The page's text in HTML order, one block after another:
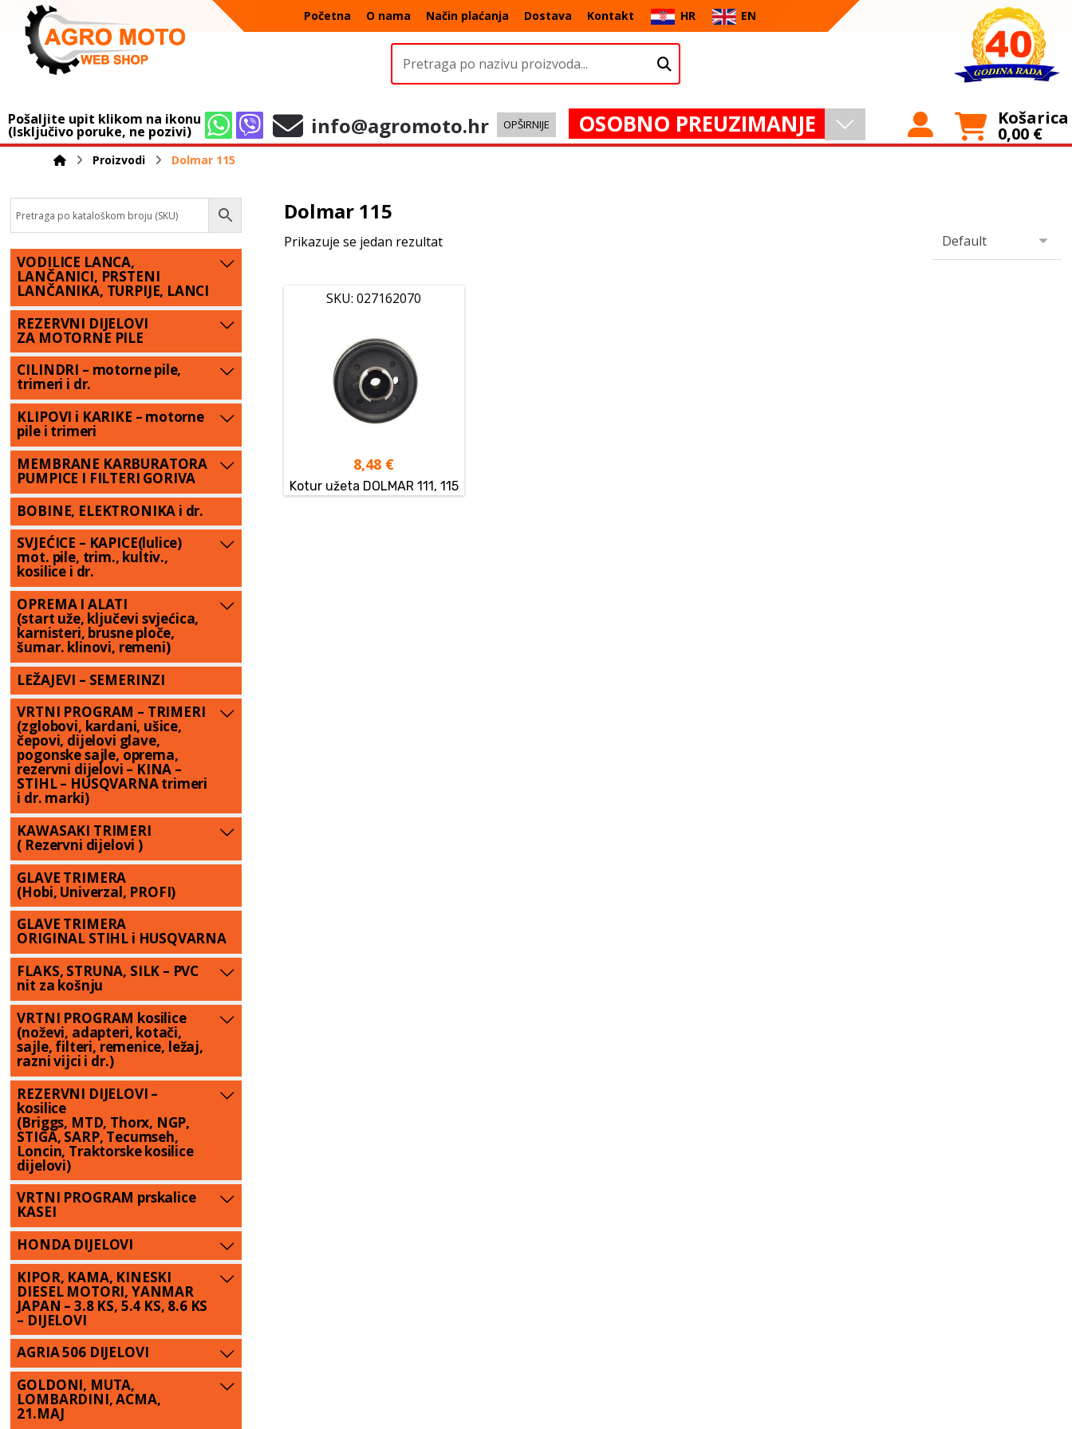
Početna O nama Način plaćanja Dostava Kontakt HR EN
Pošaljite upit klikom na ikonu
(Isključivo poruke, ne pozivi) info@agromoto.hr OPŠIRNIJE OSOBNO PREUZIMANJE Košarica
0,00 €
Proizvodi Dolmar 115
Dolmar 115
Prikazuje se jedan rezultat
SKU: 027162070
8,48 €
Kotur užeta DOLMAR 111, 115
VODILICE LANCA,
LANČANICI, PRSTENI
LANČANIKA, TURPIJE, LANCI
REZERVNI DIJELOVI
ZA MOTORNE PILE
CILINDRI – motorne pile,
trimeri i dr.
KLIPOVI i KARIKE – motorne
pile i trimeri
MEMBRANE KARBURATORA
PUMPICE I FILTERI GORIVA
BOBINE, ELEKTRONIKA i dr.
SVJEĆICE – KAPICE(lulice)
mot. pile, trim., kultiv.,
kosilice i dr.
OPREMA I ALATI
(start uže, ključevi svjećica,
karnisteri, brusne ploče,
šumar. klinovi, remeni)
LEŽAJEVI – SEMERINZI
VRTNI PROGRAM – TRIMERI
(zglobovi, kardani, ušice,
čepovi, dijelovi glave,
pogonske sajle, oprema,
rezervni dijelovi – KINA –
STIHL – HUSQVARNA trimeri
i dr. marki)
KAWASAKI TRIMERI
( Rezervni dijelovi )
GLAVE TRIMERA
(Hobi, Univerzal, PROFI)
GLAVE TRIMERA
ORIGINAL STIHL i HUSQVARNA
FLAKS, STRUNA, SILK – PVC
nit za košnju
VRTNI PROGRAM kosilice
(noževi, adapteri, kotači,
sajle, filteri, remenice, ležaj,
razni vijci i dr.)
REZERVNI DIJELOVI –
kosilice
(Briggs, MTD, Thorx, NGP,
STIGA, SARP, Tecumseh,
Loncin, Traktorske kosilice
dijelovi)
VRTNI PROGRAM prskalice
KASEI
HONDA DIJELOVI
KIPOR, KAMA, KINESKI
DIESEL MOTORI, YANMAR
JAPAN – 3.8 KS, 5.4 KS, 8.6 KS
– DIJELOVI
AGRIA 506 DIJELOVI
GOLDONI, MUTA,
LOMBARDINI, ACMA,
21.MAJ